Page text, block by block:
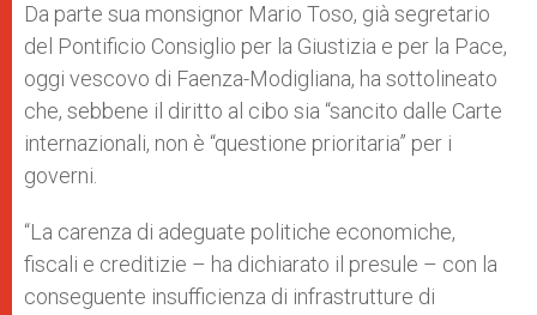
Da parte sua monsignor Mario Toso, già segretario
del Pontificio Consiglio per la Giustizia e per la Pace,
oggi vescovo di Faenza-Modigliana, ha sottolineato
che, sebbene il diritto al cibo sia “sancito dalle Carte
internazionali, non è “questione prioritaria” per i
governi.
“La carenza di adeguate politiche economiche,
fiscali e creditizie – ha dichiarato il presule – con la
conseguente insufficienza di infrastrutture di